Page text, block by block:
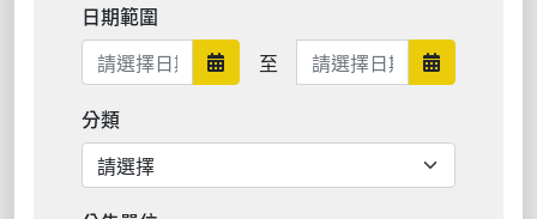
日期範圍
日期範圍開始
至 日期範圍結束 日期範圍
分類